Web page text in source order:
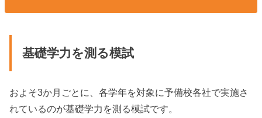
基礎学力を測る模試
およそ3か月ごとに、各学年を対象に予備校各社で実施さ
れているのが基礎学力を測る模試です。